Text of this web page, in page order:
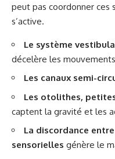
peut pas coordonner ces
s’active.
Le système
décelère les
Les canaux semi-
Les otolithes,
captent la gravité et les
La discordance
sensorielles génère le